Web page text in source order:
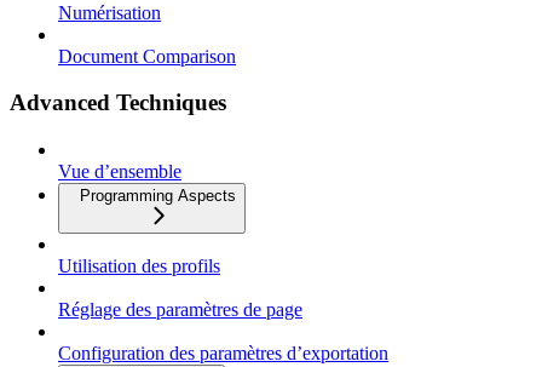
Numérisation
Document Comparison
Advanced Techniques
Vue d’ensemble
Programming Aspects
Utilisation des profils
Réglage des paramètres de page
Configuration des paramètres d’exportation